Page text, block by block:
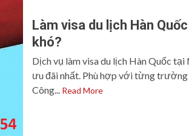
Làm visa du lịch Hàn
khó?
Dịch vụ làm visa du lịch Hàn Quốc tại
ưu đãi nhất. Phù hợp với từng trường
Công...
Read More